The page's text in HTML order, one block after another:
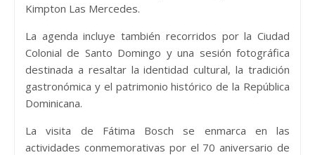
Kimpton Las Mercedes.
La agenda incluye también recorridos por la Ciudad
Colonial de Santo Domingo y una sesión fotográfica
destinada a resaltar la identidad cultural, la tradición
gastronómica y el patrimonio histórico de la República
Dominicana.
La visita de Fátima Bosch se enmarca en las
actividades conmemorativas por el 70 aniversario de